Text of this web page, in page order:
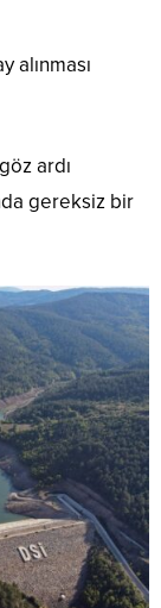
alınması
ardı
gereksiz bir